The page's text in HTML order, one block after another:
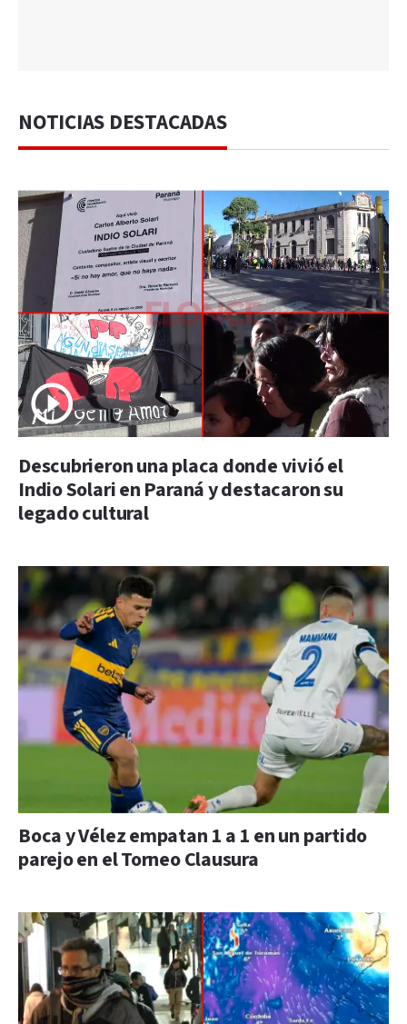
NOTICIAS DESTACADAS
Descubrieron una placa donde vivió el
Indio Solari en Paraná y destacaron su
legado cultural
Boca y Vélez empatan 1 a 1 en un partido
parejo en el Torneo Clausura